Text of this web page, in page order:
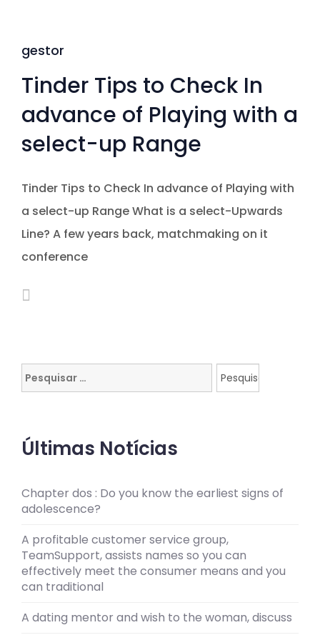
gestor
Tinder Tips to Check In
advance of Playing with a
select-up Range
Tinder Tips to Check In advance of Playing with
a select-up Range What is a select-Upwards
Line? A few years back, matchmaking on it
conference
Pesquisar
por:
Últimas Notícias
Chapter dos : Do you know the earliest signs of
adolescence?
A profitable customer service group,
TeamSupport, assists names so you can
effectively meet the consumer means and you
can traditional
A dating mentor and wish to the woman, discuss